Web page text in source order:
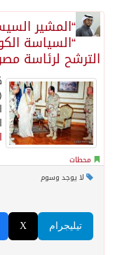
“المشير
“السياسة
الترشح لرئاسة
محطات
لا يوجد وسوم
X تيليجرام